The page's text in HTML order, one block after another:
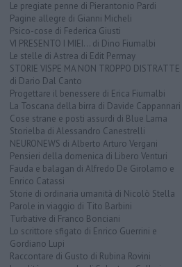
Le pregiate penne di Pierantonio Pardi
Pagine allegre di Gianni Micheli
Psico-cose di Federica Giusti
VI PRESENTO I MIEI... di Dino Fiumalbi
Le stelle di Astrea di Edit Permay
STORIE VISPE MA NON TROPPO DISTRATTE
di Dario Dal Canto
Progettare il benessere di Erica Fiumalbi
La Toscana della birra di Davide Cappannari
Cose strane e posti assurdi di Blue Lama
Storielba di Alessandro Canestrelli
NEURONEWS di Alberto Arturo Vergani
Pensieri della domenica di Libero Venturi
Fauda e balagan di Alfredo De Girolamo e
Enrico Catassi
Storie di ordinaria umanità di Nicolò Stella
Parole in viaggio di Tito Barbini
Turbative di Franco Bonciani
Lo scrittore sfigato di Enrico Guerrini e
Gordiano Lupi
Raccontare di Gusto di Rubina Rovini